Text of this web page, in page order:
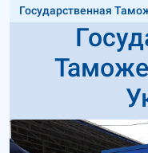
Государственная